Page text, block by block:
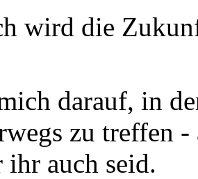
wird die
darauf, in
zu treffen
auch seid.